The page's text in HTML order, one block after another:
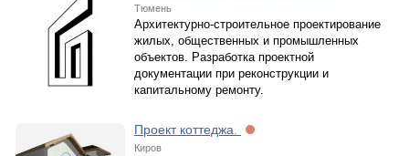
Тюмень
Архитектурно-строительное проектирование
жилых, общественных и промышленных
объектов. Разработка проектной
документации при реконструкции и
капитальному ремонту.
Проект коттеджа.
Киров